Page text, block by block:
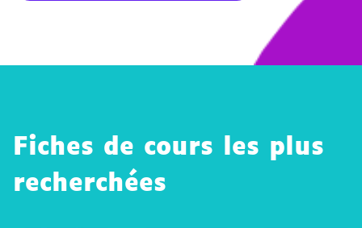
Fiches de cours les plus
recherchées